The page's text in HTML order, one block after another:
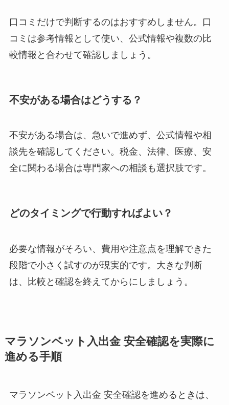
口コミだけで判断するのはおすすめしません。口
コミは参考情報として使い、公式情報や複数の比
較情報と合わせて確認しましょう。
不安がある場合はどうする？
不安がある場合は、急いで進めず、公式情報や相
談先を確認してください。税金、法律、医療、安
全に関わる場合は専門家への相談も選択肢です。
どのタイミングで行動すればよい？
必要な情報がそろい、費用や注意点を理解できた
段階で小さく試すのが現実的です。大きな判断
は、比較と確認を終えてからにしましょう。
マラソンベット入出金 安全確認を実際に
進める手順
マラソンベット入出金 安全確認を進めるときは、